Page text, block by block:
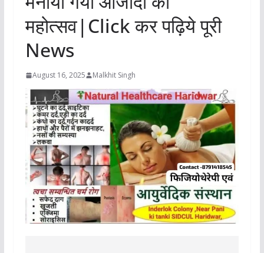
महोत्सव|Click कर पढ़िये पूरी
News
August 16, 2025 Malkhit Singh